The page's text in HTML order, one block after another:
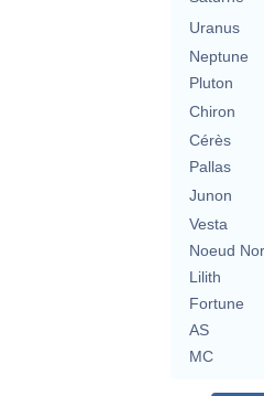
Uranus
Neptune
Pluton
Chiron
Cérès
Pallas
Junon
Vesta
Noeud
Lilith
Fortune
AS
MC